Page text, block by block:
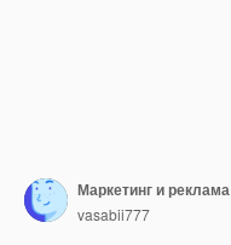
Маркетинг и реклама
vasabii777